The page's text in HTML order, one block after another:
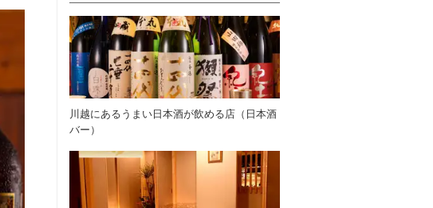
川越にあるうまい日本酒が飲める店（日本酒
バー）